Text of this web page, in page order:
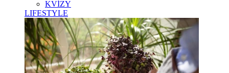
KVÍZY
LIFESTYLE